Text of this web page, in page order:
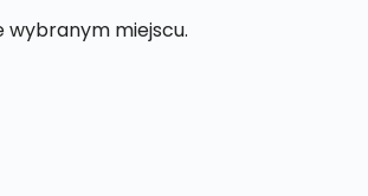
wybranym miejscu.